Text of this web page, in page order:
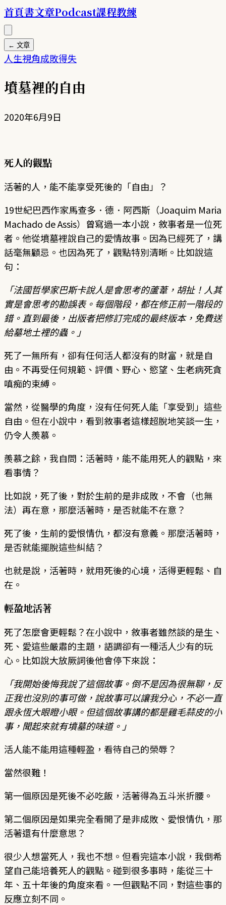
首頁書文章Podcast課程教練
← 文章
人生視角成敗得失
墳墓裡的自由
2020年6月9日
死人的觀點
活著的人，能不能享受死後的「自由」？
19世紀巴西作家馬查多．德．阿西斯（Joaquim Maria
Machado de Assis）曾寫過一本小說，敘事者是一位死
者。他從墳墓裡說自己的愛情故事。因為已經死了，講
話毫無顧忌。也因為死了，觀點特別清晰。比如說這
句：
「法國哲學家巴斯卡說人是會思考的蘆葦，胡扯！人其
實是會思考的勘誤表。每個階段，都在修正前一階段的
錯。直到最後，出版者把修訂完成的最終版本，免費送
給墓地土裡的蟲。」
死了一無所有，卻有任何活人都沒有的財富，就是自
由。不再受任何規範、評價、野心、慾望、生老病死貪
嗔痴的束縛。
當然，從醫學的角度，沒有任何死人能「享受到」這些
自由。但在小說中，看到敘事者這樣超脫地笑談一生，
仍令人羨慕。
羨慕之餘，我自問：活著時，能不能用死人的觀點，來
看事情？
比如說，死了後，對於生前的是非成敗，不會（也無
法）再在意，那麼活著時，是否就能不在意？
死了後，生前的愛恨情仇，都沒有意義。那麼活著時，
是否就能擺脫這些糾結？
也就是說，活著時，就用死後的心境，活得更輕鬆、自
在。
輕盈地活著
死了怎麼會更輕鬆？在小說中，敘事者雖然談的是生、
死、愛這些嚴肅的主題，語調卻有一種活人少有的玩
心。比如說大放厥詞後他會停下來說：
「我開始後悔我說了這個故事。倒不是因為很無聊，反
正我也沒別的事可做，說故事可以讓我分心，不必一直
跟永恆大眼瞪小眼。但這個故事講的都是雞毛蒜皮的小
事，聞起來就有墳墓的味道。」
活人能不能用這種輕盈，看待自己的榮辱？
當然很難！
第一個原因是死後不必吃飯，活著得為五斗米折腰。
第二個原因是如果完全看開了是非成敗、愛恨情仇，那
活著還有什麼意思？
很少人想當死人，我也不想。但看完這本小說，我倒希
望自己能培養死人的觀點。碰到很多事時，能從三十
年、五十年後的角度來看。一但觀點不同，對這些事的
反應立刻不同。